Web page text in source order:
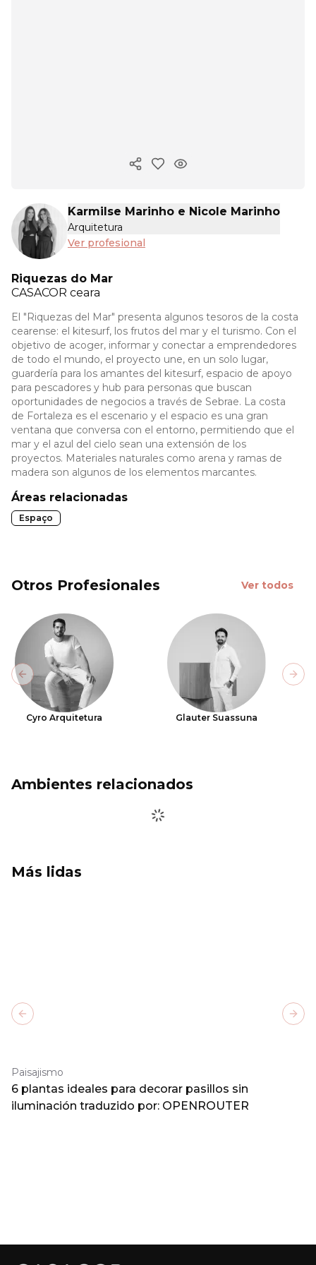
Copiar enlace
Karmilse Marinho e Nicole Marinho
Arquitetura
Ver profesional
Riquezas do Mar
CASACOR ceara
El "Riquezas del Mar" presenta algunos tesoros de la costa
cearense: el kitesurf, los frutos del mar y el turismo. Con el
objetivo de acoger, informar y conectar a emprendedores
de todo el mundo, el proyecto une, en un solo lugar,
guardería para los amantes del kitesurf, espacio de apoyo
para pescadores y hub para personas que buscan
oportunidades de negocios a través de Sebrae. La costa
de Fortaleza es el escenario y el espacio es una gran
ventana que conversa con el entorno, permitiendo que el
mar y el azul del cielo sean una extensión de los
proyectos. Materiales naturales como arena y ramas de
madera son algunos de los elementos marcantes.
Áreas relacionadas
Espaço
Otros Profesionales Ver todos
Cyro Arquitetura Glauter Suassuna
Previous slide
Ambientes relacionados
Más lidas
Paisajismo
6 plantas ideales para decorar pasillos sin
iluminación traduzido por: OPENROUTER
Previous slide